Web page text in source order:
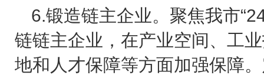
6.锻造链主企业。聚焦我市“
链链主企业，在产业空间、工
地和人才保障等方面加强保障